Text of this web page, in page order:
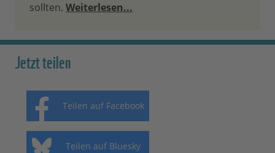
sollten. Weiterlesen...
Jetzt teilen
Teilen auf Facebook
Teilen auf Bluesky